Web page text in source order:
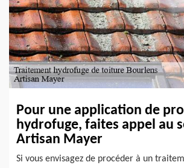
Pour une application de
hydrofuge, faites appel au
Artisan Mayer
Si vous envisagez de procéder à un